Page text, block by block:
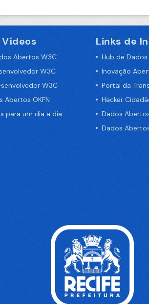
Vídeos
Abertos W3C
W3C
W3C
Abertos OKFN
para um dia a dia
Links de
Hub de Dados
Inovação
Portal da
Hacker
Dados
Dados